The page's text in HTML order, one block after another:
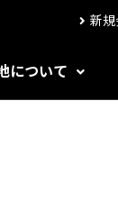
新
について